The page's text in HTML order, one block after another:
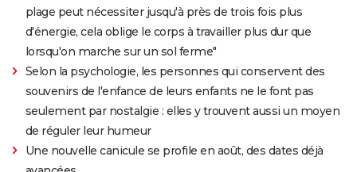
plage peut nécessiter jusqu'à près de trois fois plus
d'énergie, cela oblige le corps à travailler plus dur que
lorsqu'on marche sur un sol ferme"
Selon la psychologie, les personnes qui conservent des
souvenirs de l'enfance de leurs enfants ne le font pas
seulement par nostalgie : elles y trouvent aussi un moyen
de réguler leur humeur
Une nouvelle canicule se profile en août, des dates déjà